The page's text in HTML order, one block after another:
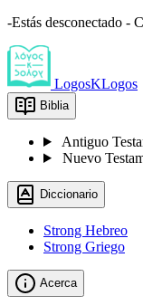
-Estás desconectado -
LogosKLogos
Biblia
Antiguo
Nuevo
Diccionario
Strong Hebreo
Strong Griego
Acerca